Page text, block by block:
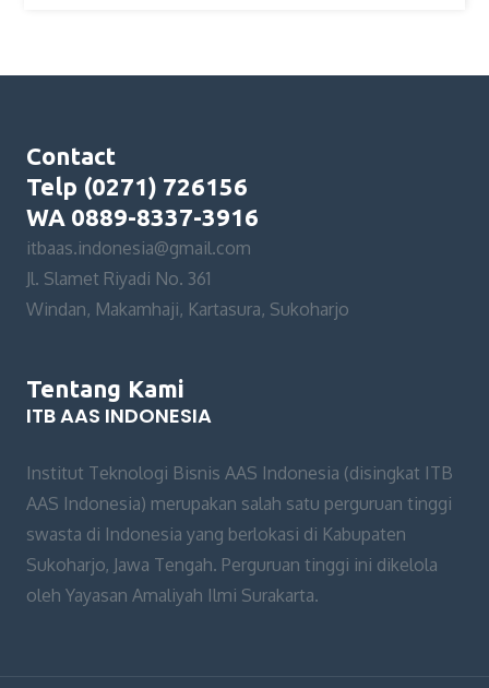
Contact
Telp (0271) 726156
WA 0889-8337-3916
itbaas.indonesia@gmail.com
Jl. Slamet Riyadi No. 361
Windan, Makamhaji, Kartasura, Sukoharjo
Tentang Kami
ITB AAS INDONESIA
Institut Teknologi Bisnis AAS Indonesia (disingkat ITB
AAS Indonesia) merupakan salah satu perguruan tinggi
swasta di Indonesia yang berlokasi di Kabupaten
Sukoharjo, Jawa Tengah. Perguruan tinggi ini dikelola
oleh Yayasan Amaliyah Ilmi Surakarta.